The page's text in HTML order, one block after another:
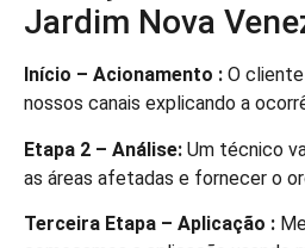
Jardim Nova
Início – Acionamento : O
nossos canais explicando a
Etapa 2 – Análise: Um técnico
as áreas afetadas e fornecer o
Terceira Etapa – Aplicação :